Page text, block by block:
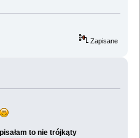
Zapisane
to nie trójkąty